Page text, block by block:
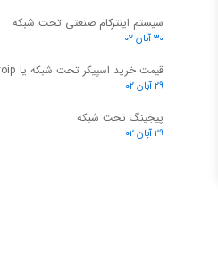
سیستم اینترکام صنعتی تحت شبکه
۳۰ آبان ۰۲
قیمت خرید اسپیکر تحت شبکه یا voip
۲۹ آبان ۰۲
پیجینگ تحت شبکه
۲۹ آبان ۰۲